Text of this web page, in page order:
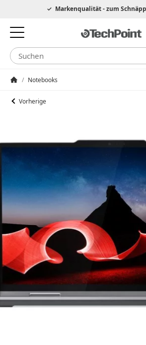
Hotline 0049 6205 3079975
Markenqualität - zum
/ Notebooks
Vorherige